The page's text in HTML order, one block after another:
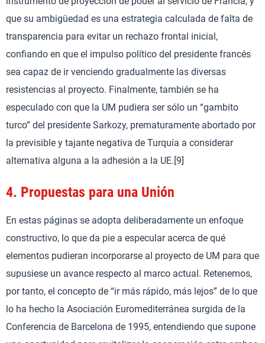
que su ambigüedad es una estrategia calculada de falta de
transparencia para evitar un rechazo frontal inicial,
confiando en que el impulso político del presidente francés
sea capaz de ir venciendo gradualmente las diversas
resistencias al proyecto. Finalmente, también se ha
especulado con que la UM pudiera ser sólo un “gambito
turco” del presidente Sarkozy, prematuramente abortado por
la previsible y tajante negativa de Turquía a considerar
alternativa alguna a la adhesión a la UE.[9]
4. Propuestas para una Unión
En estas páginas se adopta deliberadamente un enfoque
constructivo, lo que da pie a especular acerca de qué
elementos pudieran incorporarse al proyecto de UM para que
supusiese un avance respecto al marco actual. Retenemos,
por tanto, el concepto de “ir más rápido, más lejos” de lo que
lo ha hecho la Asociación Euromediterránea surgida de la
Conferencia de Barcelona de 1995, entendiendo que supone